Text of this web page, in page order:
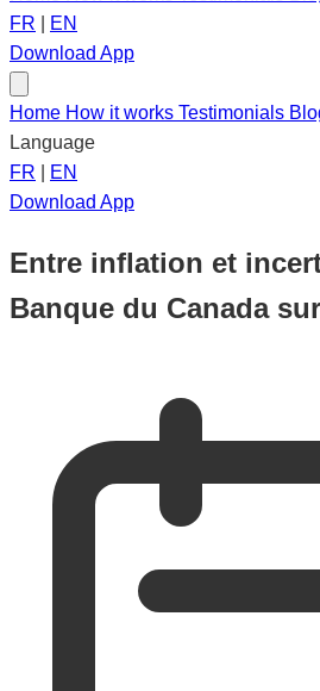
FR
EN
Download App
Home How it works Testimonials
Language
FR
EN
Download App
Entre inflation et
Banque du Canada